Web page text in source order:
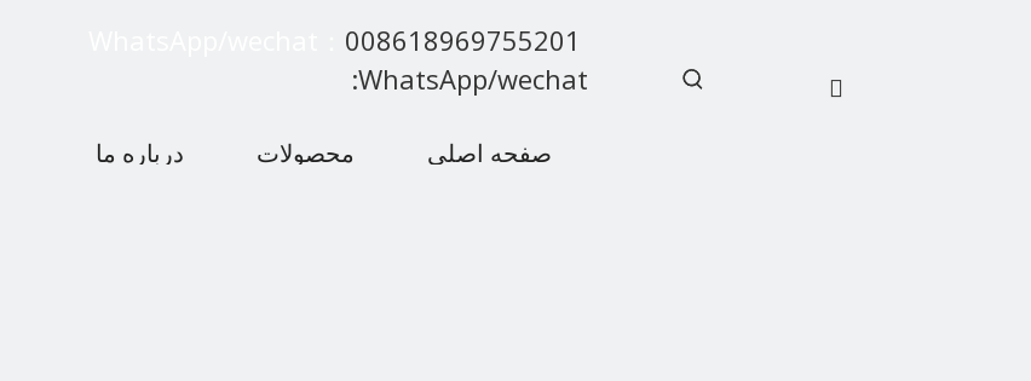
008618969755201
:WhatsApp/wechat
صفحه اصلی
محصولات
درباره ما